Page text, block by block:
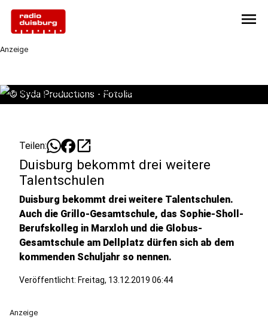
menu
Anzeige
© Syda Productions - Fotolia
Teilen: open_in_new
Duisburg bekommt drei weitere
Talentschulen
Duisburg bekommt drei weitere Talentschulen.
Auch die Grillo-Gesamtschule, das Sophie-Sholl-
Berufskolleg in Marxloh und die Globus-
Gesamtschule am Dellplatz dürfen sich ab dem
kommenden Schuljahr so nennen.
Veröffentlicht: Freitag, 13.12.2019 06:44
Anzeige